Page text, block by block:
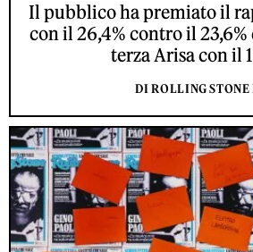
Il pubblico ha premiato il
con il 26,4% contro il
terza Arisa con il
DI ROLLING STONE